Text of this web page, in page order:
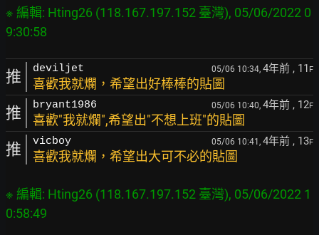
※ 編輯: Hting26 (118.167.197.152 臺灣), 05/06/2022 0
推 deviljet 05/06 10:34, 4年前 , 11 F
喜歡我就爛，希望出好棒棒的貼圖
推 bryant1986 05/06 10:40, 4年前 , 12F
喜歡"我就爛",希望出"不想上班"的貼圖
推 vicboy 05/06 10:41, 4年前 , 13F
喜歡我就爛，希望出大可不必的貼圖
※ 編輯: Hting26 (118.167.197.152 臺灣), 05/06/2022 1